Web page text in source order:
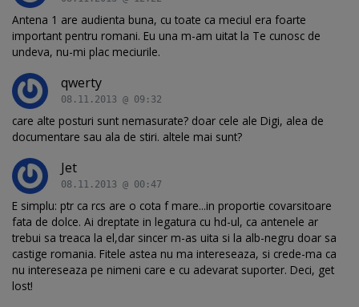
Antena 1 are audienta buna, cu toate ca meciul era foarte
important pentru romani. Eu una m-am uitat la Te cunosc de
undeva, nu-mi plac meciurile.
qwerty
08.11.2013 @ 09:32
care alte posturi sunt nemasurate? doar cele ale Digi, alea de
documentare sau ala de stiri. altele mai sunt?
Jet
08.11.2013 @ 00:47
E simplu: ptr ca rcs are o cota f mare...in proportie covarsitoare
fata de dolce. Ai dreptate in legatura cu hd-ul, ca antenele ar
trebui sa treaca la el,dar sincer m-as uita si la alb-negru doar sa
castige romania. Fitele astea nu ma intereseaza, si crede-ma ca
nu intereseaza pe nimeni care e cu adevarat suporter. Deci, get
lost!